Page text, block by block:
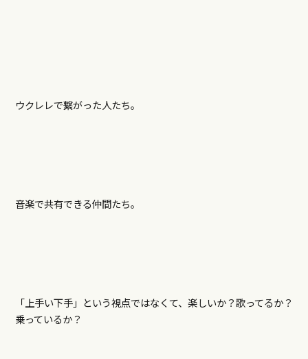
ウクレレで繋がった人たち。
音楽で共有できる仲間たち。
「上手い下手」という視点ではなくて、楽しいか？歌ってるか？
乗っているか？